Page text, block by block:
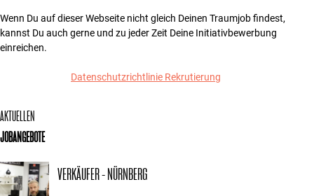
Wenn Du auf dieser Webseite nicht gleich Deinen Traumjob findest,
kannst Du auch gerne und zu jeder Zeit Deine Initiativbewerbung
einreichen.
Datenschutzrichtlinie Rekrutierung
AKTUELLEN
JOBANGEBOTE
VERKÄUFER - NÜRNBERG